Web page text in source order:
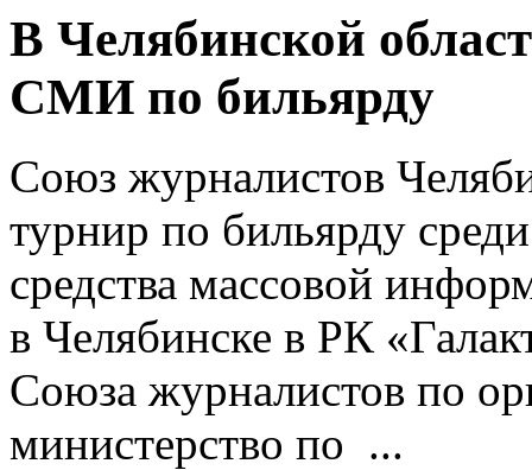
В Челябинской
СМИ по бильярду
Союз журналистов
турнир по бильярду
средства массовой
в Челябинске в РК
Союза журналистов по
министерство по ...